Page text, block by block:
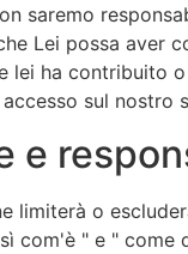
saremo
Lei possa aver
lei ha contribuito
sul nostro
e
limiterà o
com'è " e " come